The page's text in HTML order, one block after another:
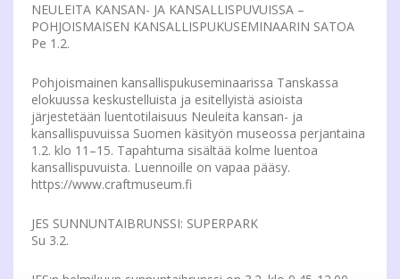
NEULEITA KANSAN- JA KANSALLISPUVUISSA –
POHJOISMAISEN KANSALLISPUKUSEMINAARIN SATOA
Pe 1.2.
Pohjoismainen kansallispukuseminaarissa Tanskassa
elokuussa keskustelluista ja esitellyistä asioista
järjestetään luentotilaisuus Neuleita kansan- ja
kansallispuvuissa Suomen käsityön museossa perjantaina
1.2. klo 11–15. Tapahtuma sisältää kolme luentoa
kansallispuvuista. Luennoille on vapaa pääsy.
https://www.craftmuseum.fi
JES SUNNUNTAIBRUNSSI: SUPERPARK
Su 3.2.